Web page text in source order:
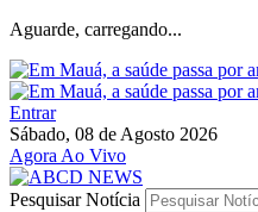
Aguarde, carregando...
Entrar
Sábado, 08 de Agosto 2026
Agora Ao Vivo
Pesquisar Notícia